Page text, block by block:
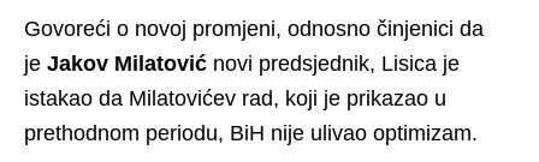
Govoreći o novoj promjeni, odnosno činjenici da
je Jakov Milatović novi predsjednik, Lisica je
istakao da Milatovićev rad, koji je prikazao u
prethodnom periodu, BiH nije ulivao optimizam.